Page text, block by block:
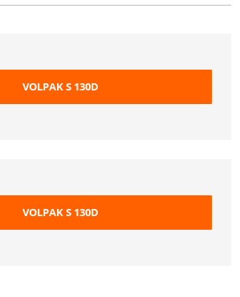
VOLPAK S 130D
VOLPAK S 130D